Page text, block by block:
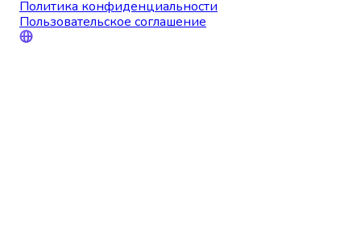
Политика конфиденциальности
Пользовательское соглашение